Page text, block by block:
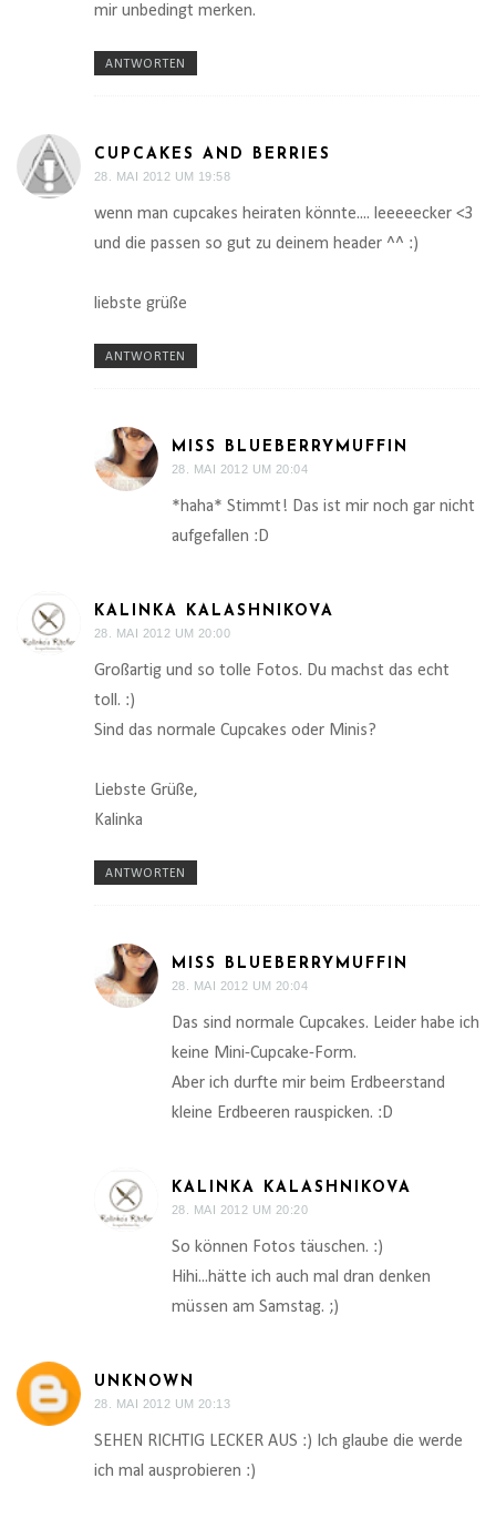
mir unbedingt merken.
ANTWORTEN
CUPCAKES AND BERRIES
28. MAI 2012 UM 19:58
wenn man cupcakes heiraten könnte.... leeeeecker <3
und die passen so gut zu deinem header ^^ :)
liebste grüße
ANTWORTEN
MISS BLUEBERRYMUFFIN
28. MAI 2012 UM 20:04
*haha* Stimmt! Das ist mir noch gar nicht
aufgefallen :D
KALINKA KALASHNIKOVA
28. MAI 2012 UM 20:00
Großartig und so tolle Fotos. Du machst das echt
toll. :)
Sind das normale Cupcakes oder Minis?
Liebste Grüße,
Kalinka
ANTWORTEN
MISS BLUEBERRYMUFFIN
28. MAI 2012 UM 20:04
Das sind normale Cupcakes. Leider habe ich
keine Mini-Cupcake-Form.
Aber ich durfte mir beim Erdbeerstand
kleine Erdbeeren rauspicken. :D
KALINKA KALASHNIKOVA
28. MAI 2012 UM 20:20
So können Fotos täuschen. :)
Hihi...hätte ich auch mal dran denken
müssen am Samstag. ;)
UNKNOWN
28. MAI 2012 UM 20:13
SEHEN RICHTIG LECKER AUS :) Ich glaube die werde
ich mal ausprobieren :)